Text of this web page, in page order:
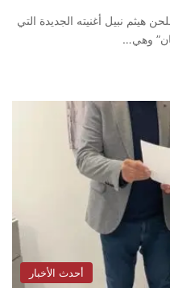
نبيل أغنيته الجديدة التي
وهي…
أحدث الأخبار